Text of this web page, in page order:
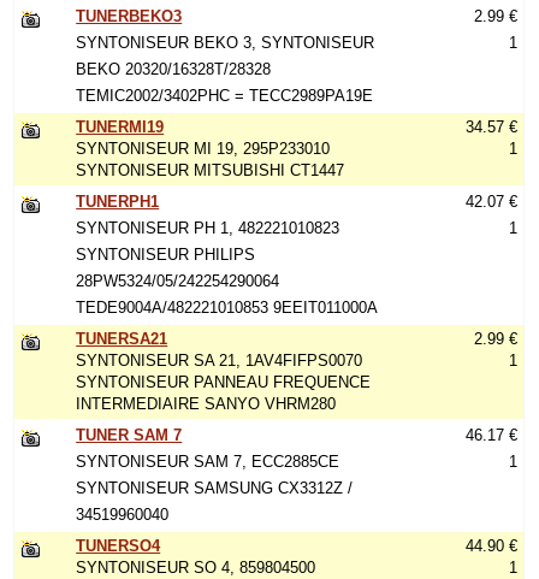
TUNERBEKO3
SYNTONISEUR BEKO 3, SYNTONISEUR
BEKO 20320/16328T/28328
TEMIC2002/3402PHC = TECC2989PA19E
2.99 €
1
TUNERMI19
SYNTONISEUR MI 19, 295P233010
SYNTONISEUR MITSUBISHI CT1447
34.57 €
1
TUNERPH1
SYNTONISEUR PH 1, 482221010823
SYNTONISEUR PHILIPS
28PW5324/05/242254290064
TEDE9004A/482221010853 9EEIT011000A
42.07 €
1
TUNERSA21
SYNTONISEUR SA 21, 1AV4FIFPS0070
SYNTONISEUR PANNEAU FREQUENCE
INTERMEDIAIRE SANYO VHRM280
2.99 €
1
TUNER SAM 7
SYNTONISEUR SAM 7, ECC2885CE
SYNTONISEUR SAMSUNG CX3312Z /
34519960040
46.17 €
1
TUNERSO4
SYNTONISEUR SO 4, 859804500
44.90 €
1